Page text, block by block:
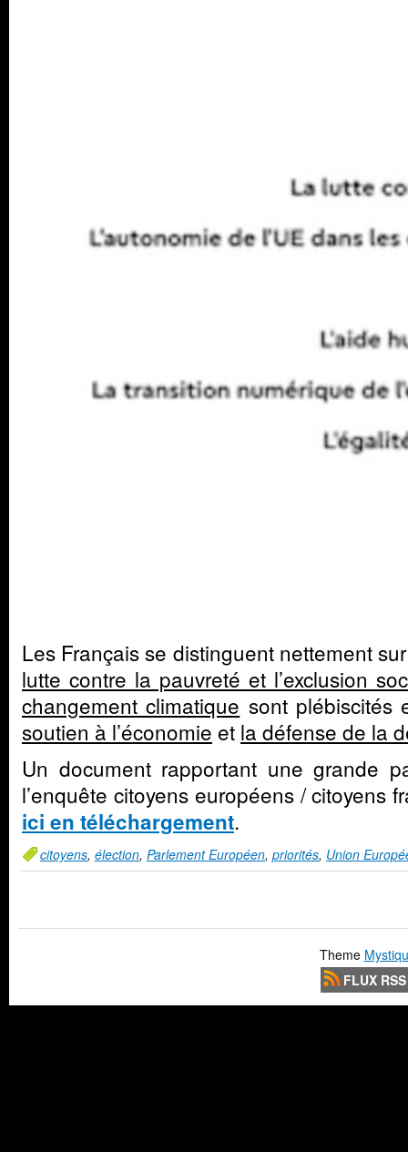
Les Français se distinguent nettement
lutte contre la pauvreté et l’exclusion
changement climatique sont
soutien à l’économie et la défense de la
Un document rapportant une grande
l’enquête citoyens européens / citoyens
ici en téléchargement.
citoyens, élection, Parlement Européen, priorités, Union
Theme
FLUX RSS